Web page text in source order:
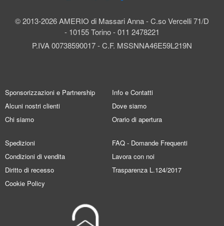
© 2013-2026 AMERIO di Massari Anna - C.so Vercelli 71/D
- 10155 Torino - 011 2478221
P.IVA 00738590017 - C.F. MSSNNA46E59L219N
Sponsorizzazioni e Partnership
Alcuni nostri clienti
Chi siamo
Info e Contatti
Dove siamo
Orario di apertura
Spedizioni
Condizioni di vendita
Diritto di recesso
Cookie Policy
FAQ - Domande Frequenti
Lavora con noi
Trasparenza L.124/2017